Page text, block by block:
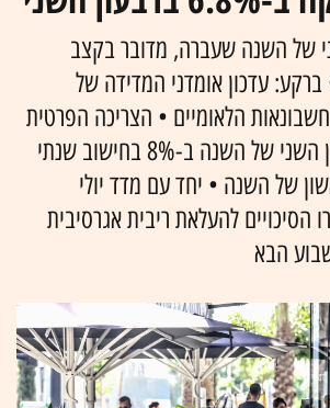
של השנה שעברה, מדובר בקצב
של 7.4% • ברקע: עדכון אומדני המדידה של
הלאומיים • הצריכה הפרטית
לנפש עלתה ברבעון השני של השנה ב-8% בחישוב שנתי
של השנה • יחד עם מדד יולי
להעלאת ריבית אגרסיבית
הבא